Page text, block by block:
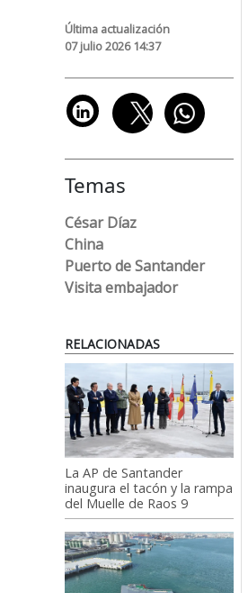
Última actualización
07 julio 2026 14:37
Temas
César Díaz
China
Puerto de Santander
Visita embajador
RELACIONADAS
La AP de Santander
inaugura el tacón y la rampa
del Muelle de Raos 9